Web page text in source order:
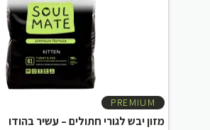
PREMIUM
מזון יבש לגורי חתולים – עשיר בהודו